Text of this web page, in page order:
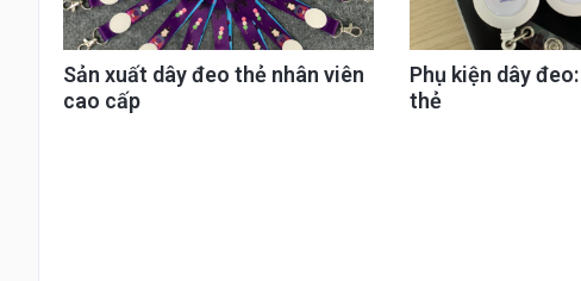
Sản xuất dây đeo thẻ nhân viên
cao cấp
Phụ kiện dây
thẻ